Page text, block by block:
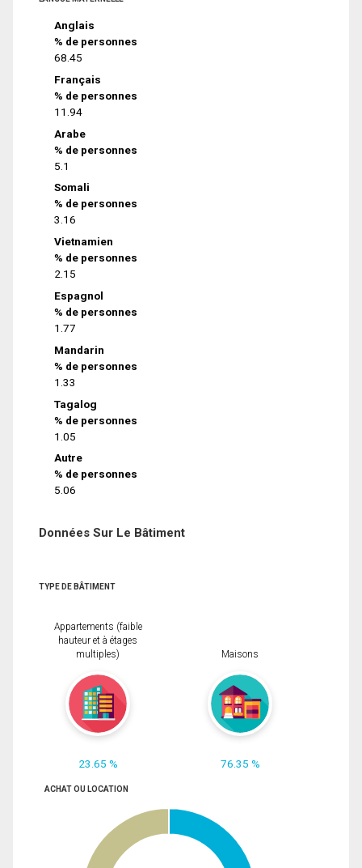
Anglais
% de personnes
68.45
Français
% de personnes
11.94
Arabe
% de personnes
5.1
Somali
% de personnes
3.16
Vietnamien
% de personnes
2.15
Espagnol
% de personnes
1.77
Mandarin
% de personnes
1.33
Tagalog
% de personnes
1.05
Autre
% de personnes
5.06
Données Sur Le Bâtiment
TYPE DE BÂTIMENT
Appartements (faible
hauteur et à étages
multiples)
23.65 %
Maisons
76.35 %
ACHAT OU LOCATION